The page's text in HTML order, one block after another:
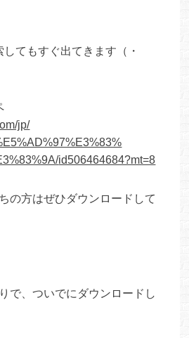
てもすぐ出てきます（・
jp/
id506464684?mt=8
の方はぜひダウンロードして
で、ついでにダウンロードし